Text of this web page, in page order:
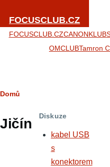
FOCUSCLUB.CZ
FOCUSCLUB.CZCANONKLUB
OMCLUBTamron
Drobečková
navigace
Domů
Jičín
Diskuze
kabel USB
s
konektorem